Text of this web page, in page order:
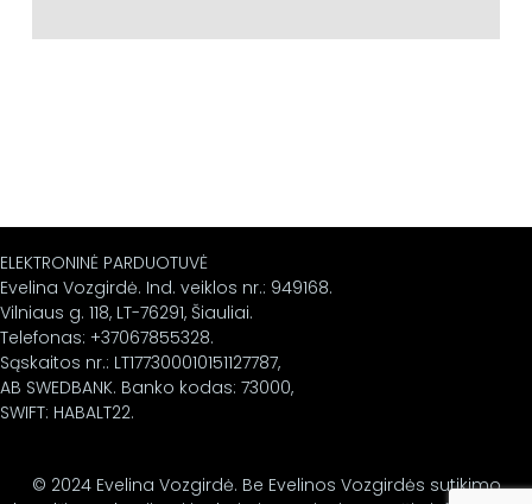
ELEKTRONINĖ PARDUOTUVĖ
Evelina Vozgirdė. Ind. veiklos nr.: 949168.
Vilniaus g. 118, LT-76291, Šiauliai.
Telefonas: +37067855328.
Sąskaitos nr.: LT177300010151127787,
AB SWEDBANK. Banko kodas: 73000,
SWIFT: HABALT22.
© 2024 Evelina Vozgirdė. Be Evelinos Vozgirdės sutikimo